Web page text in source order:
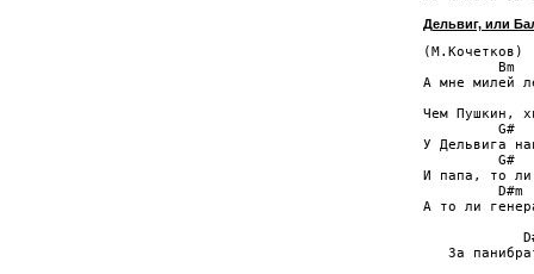
Дельвиг, или
(М.Кочетков)
Bm
А мне милей
Чем Пушкин,
G#
У Дельвига
G#
И папа, то ли
D#m
А то ли
За